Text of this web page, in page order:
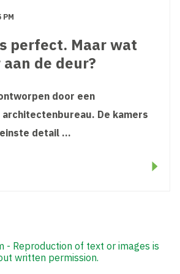
PM
perfect. Maar wat
de deur?
door een
De kamers
detail ...
- Reproduction of text or images is
written permission.